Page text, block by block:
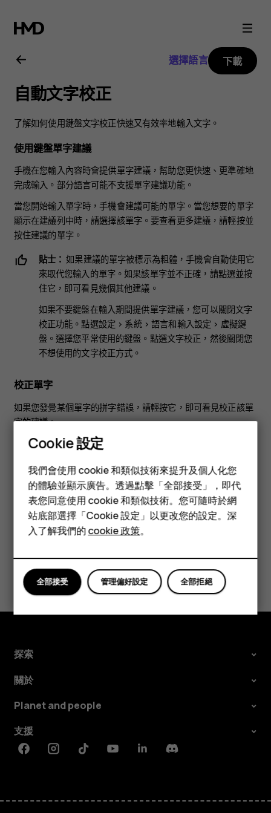
Nokia
2.3
用
戶
指
南
智慧型手機
功能型手機
配件
平板電腦
選擇語言 下載
自動文字校正
了解如何使用鍵盤文字校正快速又有效率地輸入文字。
使用鍵盤單字建議
手機在您輸入內容時會提供單字建議，幫助您更快速、更準確地
完成輸入。部分語言可能不支援單字建議功能。
當您開始輸入單字時，手機會建議可能的單字。當您想要的單字
顯示在建議列中時，請選擇該單字。要查看更多建議，請輕按並
按住建議的單字。
貼士： 如果建議的單字被標示為粗體，手機會自動使用它
來取代您輸入的單字。如果該單字並不正確，請點選並按
住它，即可看見幾個其他建議。
如果不要鍵盤在輸入期間提供單字建議，您可以關閉文字
校正功能。點選設定 > 系統>語言和輸入設定 > 虛擬鍵
盤。選擇您平常使用的鍵盤。點選文字校正 ，然後關閉您
不想使用的文字校正方式。
校正單字
如果您發覺某個單字的拼字錯誤，請輕按它，即可看見校正該單
字的建議。
關閉拼字檢查
點選設定>系統>語言和輸入設定>進階>拼字檢查，然後將
用拼字檢查設定為關閉。
您認為這有幫助嗎？
是 否
探索
關於
Planet and people
支援
FacebookInstagramTiktokYoutubeLinkedinDiscord
Cookie 設定
我們會使用 cookie 和類似技術來提升及個人化您
的體驗並顯示廣告。透過點擊「全部接受」，即代
表您同意使用 cookie 和類似技術。您可隨時於網
站底部選擇「Cookie 設定」以更改您的設定。深
入了解我們的cookie 政策。
全部拒絕
管理偏好設定
全部接受